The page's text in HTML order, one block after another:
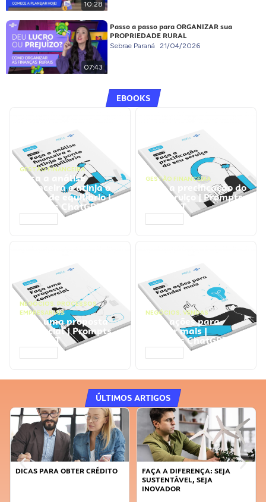
10:28
07:43
Passo a passo para ORGANIZAR sua
PROPRIEDADE RURAL
Sebrae Paraná 21/04/2026
EBOOKS
GESTÃO FINANCEIRA
Faça a análise
financeira e atinja o
ponto de equilíbrio |
Prompts ChatGPT
GESTÃO FINANCEIRA
Faça a precificação do
seu serviço | Prompts
ChatGPT
NEGÓCIOS, PROCESSOS
EMPRESARIAIS
Faça uma proposta
comercial | Prompts
ChatGPT
NEGÓCIOS, VENDAS
Faça ações para
vender mais |
Prompts ChatGPT
ÚLTIMOS ARTIGOS
DICAS PARA OBTER CRÉDITO
FAÇA A DIFERENÇA: SEJA
SUSTENTÁVEL, SEJA
INOVADOR